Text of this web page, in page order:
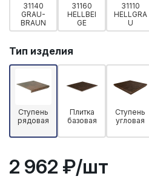
31140
GRAU-
BRAUN
31160
HELLBEI
GE
31110
HELLGRA
U
Тип изделия
Ступень
рядовая
Плитка
базовая
Ступень
угловая
2 962 ₽/шт